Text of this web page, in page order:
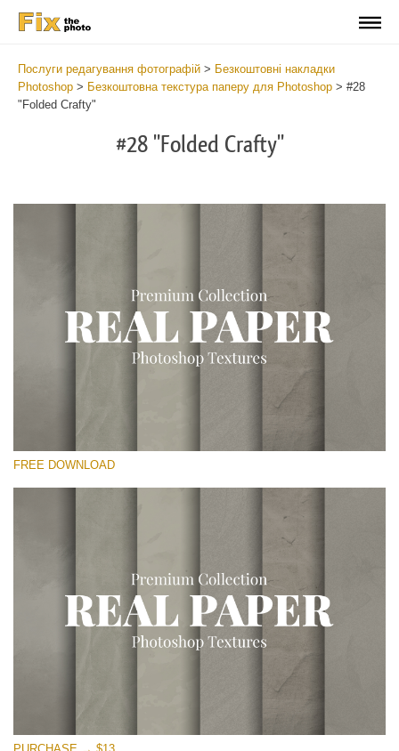
Послуги редагування фотографій > Безкоштовні накладки
Photoshop > Безкоштовна текстура паперу для Photoshop > #28
"Folded Crafty"
#28 "Folded Crafty"
Please select
Large 6000*4000px
Entire Collection
Free download
FREE DOWNLOAD